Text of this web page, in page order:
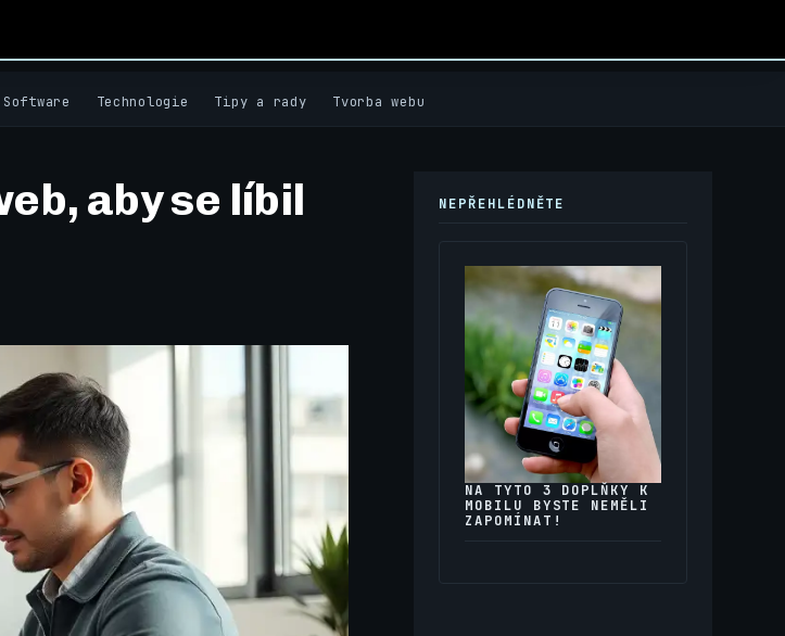
Software Technologie Tipy a rady Tvorba webu
aby se líbil
NEPŘEHLÉDNĚTE
NA TYTO 3 DOPLŇKY K
MOBILU BYSTE NEMĚLI
ZAPOMÍNAT!